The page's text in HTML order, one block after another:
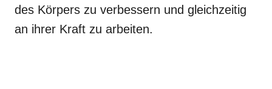
des Körpers zu verbessern und gleichzeitig
an ihrer Kraft zu arbeiten.